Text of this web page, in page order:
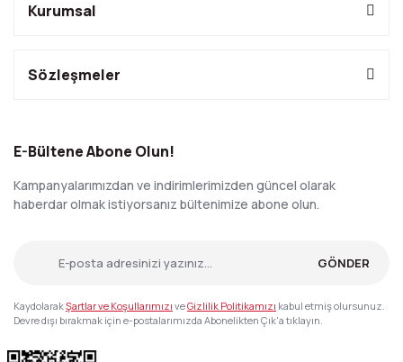
Kurumsal
Sözleşmeler
E-Bültene Abone Olun!
Kampanyalarımızdan ve indirimlerimizden güncel olarak
haberdar olmak istiyorsanız bültenimize abone olun.
GÖNDER
KaydolarakŞartlar ve Koşullarımızı veGizlilik Politikamızı kabul etmiş olursunuz.
Devre dışı bırakmak için e-postalarımızda Abonelikten Çık'a tıklayın.